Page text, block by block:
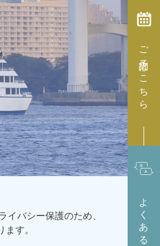
ご予約はこちら
よくある質問
イバシー保護のため、
す。